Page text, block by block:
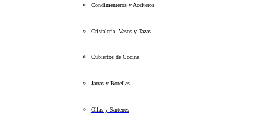
Condimenteros y Aceiteros
Cristalería, Vasos y Tazas
Cubiertos de Cocina
Jarras y Botellas
Ollas y Sartenes